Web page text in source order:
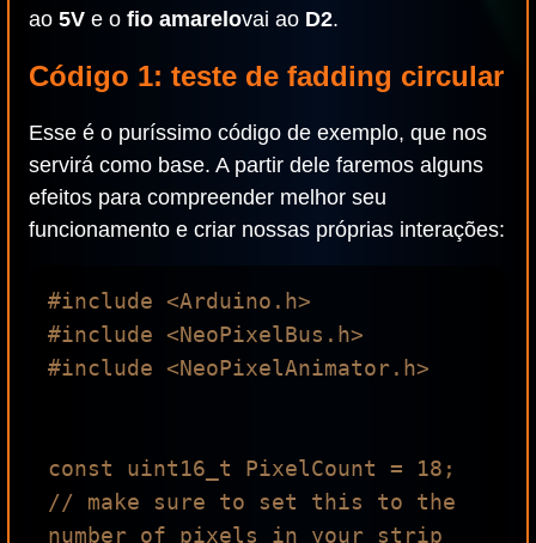
ao 5V e o fio amarelovai ao D2.
Código 1: teste de fadding circular
Esse é o puríssimo código de exemplo, que nos
servirá como base. A partir dele faremos alguns
efeitos para compreender melhor seu
funcionamento e criar nossas próprias interações:
#include <Arduino.h>
#include <NeoPixelBus.h>
#include <NeoPixelAnimator.h>
const uint16_t PixelCount = 18;
// make sure to set this to the
number of pixels in your strip